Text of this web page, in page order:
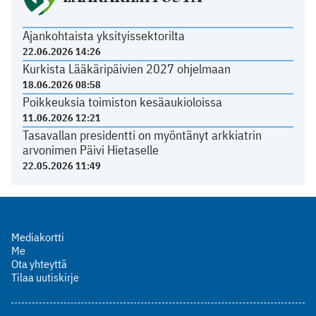
Ajankohtaista yksityissektorilta
22.06.2026 14:26
Kurkista Lääkäripäivien 2027 ohjelmaan
18.06.2026 08:58
Poikkeuksia toimiston kesäaukioloissa
11.06.2026 12:21
Tasavallan presidentti on myöntänyt arkkiatrin
arvonimen Päivi Hietaselle
22.05.2026 11:49
Mediakortti
Me
Ota yhteyttä
Tilaa uutiskirje